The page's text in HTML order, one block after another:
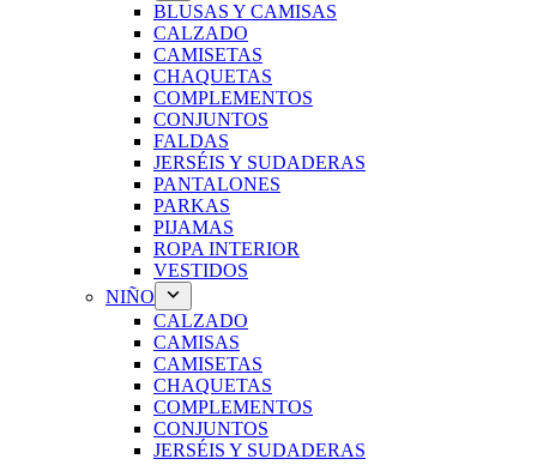
BLUSAS Y CAMISAS
CALZADO
CAMISETAS
CHAQUETAS
COMPLEMENTOS
CONJUNTOS
FALDAS
JERSÉIS Y SUDADERAS
PANTALONES
PARKAS
PIJAMAS
ROPA INTERIOR
VESTIDOS
NIÑO
CALZADO
CAMISAS
CAMISETAS
CHAQUETAS
COMPLEMENTOS
CONJUNTOS
JERSÉIS Y SUDADERAS